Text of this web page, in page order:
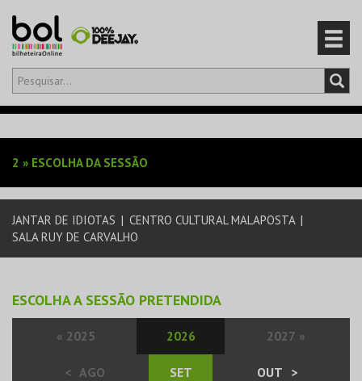
Olá,iniciar sessão
EVENTOS
CARTÕES
2 » ESCOLHA DA SESSÃO
JANTAR DE IDIOTAS | CENTRO CULTURAL MALAPOSTA |
SALA RUY DE CARVALHO
ESCOLHA A SESSÃO PRETENDIDA
« 2025 2026 2027 »
< AGO SET OUT >